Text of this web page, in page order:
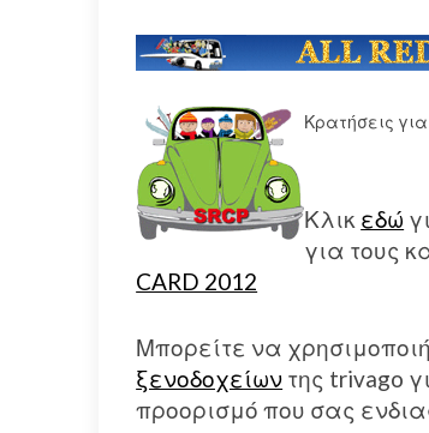
Κρατήσεις για
Κλικ εδώ
για τους
CARD 2012
Μπορείτε να
ξενοδοχείων της trivago
προορισμό που σας